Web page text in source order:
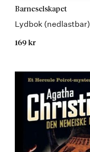
Barneselskapet
Lydbok (nedlastbar)
169 kr